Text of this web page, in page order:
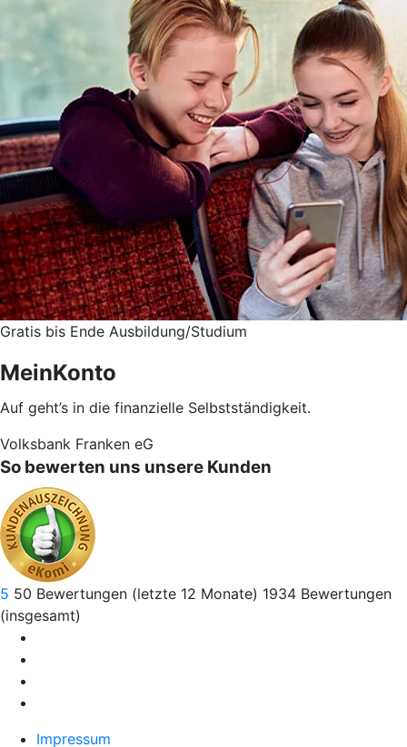
Gratis bis Ende Ausbildung/Studium
MeinKonto
Auf geht’s in die finanzielle Selbstständigkeit.
Volksbank Franken eG
So bewerten uns unsere Kunden
5 50 Bewertungen (letzte 12 Monate) 1934 Bewertungen
(insgesamt)
Impressum